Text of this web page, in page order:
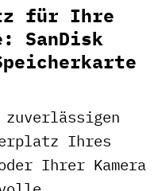
für Ihre
SanDisk
Ihres
Ihrer Kamera